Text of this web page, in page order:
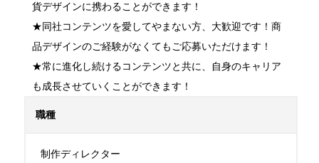
貨デザインに携わることができます！
★同社コンテンツを愛してやまない方、大歓迎です！商
品デザインのご経験がなくてもご応募いただけます！
★常に進化し続けるコンテンツと共に、自身のキャリア
も成長させていくことができます！
職種
制作ディレクター